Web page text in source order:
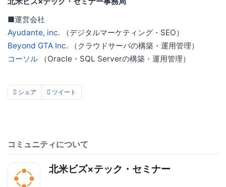
■運営会社
Ayudante, inc. （デジタルマーケティング・SEO）
Beyond GTA Inc.
（クラウドサーバの構築・運用管理）
コーソル （Oracle・SQL Serverの構築・運用管理）
シェア ツイート
コミュニティについて
北米ビズ×テック・セミナー